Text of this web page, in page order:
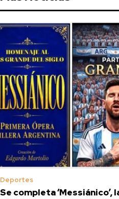
Deportes
Se completa